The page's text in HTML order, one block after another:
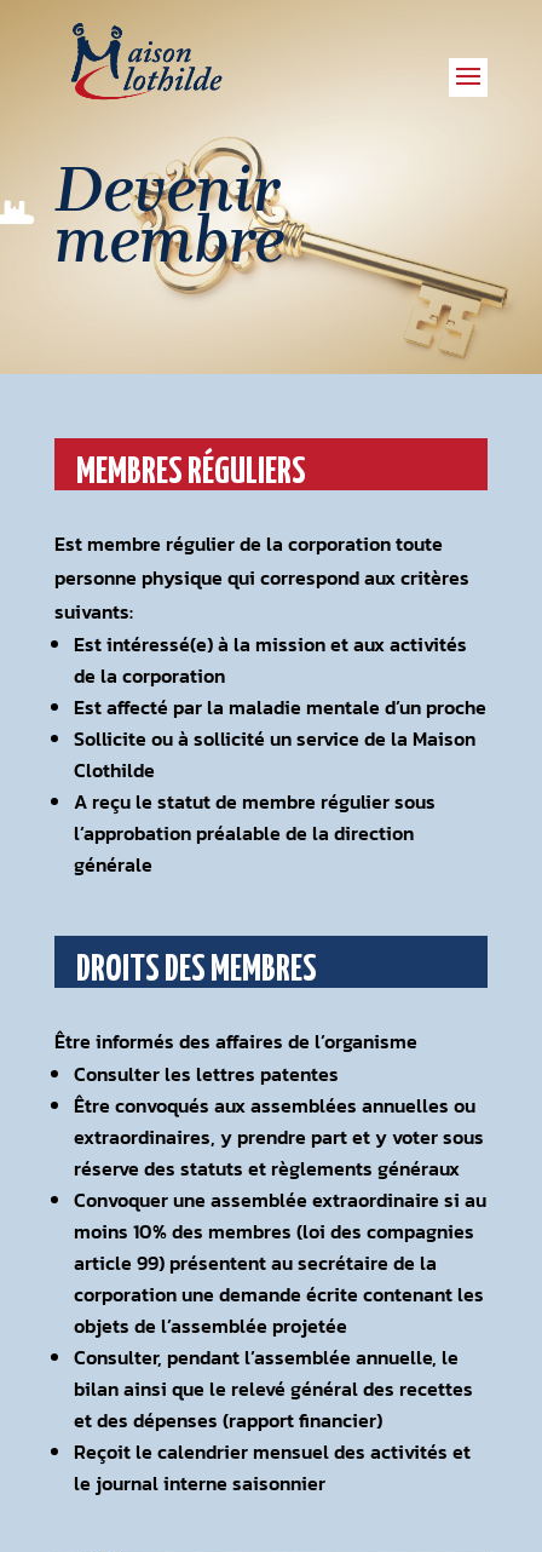
Devenir
membre
MEMBRES RÉGULIERS
Est membre régulier de la corporation toute
personne physique qui correspond aux critères
suivants:
Est intéressé(e) à la mission et aux activités
de la corporation
Est affecté par la maladie mentale d’un proche
Sollicite ou à sollicité un service de la Maison
Clothilde
A reçu le statut de membre régulier sous
l’approbation préalable de la direction
générale
DROITS DES MEMBRES
Être informés des affaires de l’organisme
Consulter les lettres patentes
Être convoqués aux assemblées annuelles ou
extraordinaires, y prendre part et y voter sous
réserve des statuts et règlements généraux
Convoquer une assemblée extraordinaire si au
moins 10% des membres (loi des compagnies
article 99) présentent au secrétaire de la
corporation une demande écrite contenant les
objets de l’assemblée projetée
Consulter, pendant l’assemblée annuelle, le
bilan ainsi que le relevé général des recettes
et des dépenses (rapport financier)
Reçoit le calendrier mensuel des activités et
le journal interne saisonnier